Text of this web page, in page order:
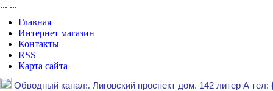
... ...
Главная
Интернет магазин
Контакты
RSS
Карта сайта
Обводный канал:. Лиговский проспект дом. 142 литер А тел: